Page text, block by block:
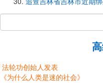
法轮功创始人发表
《为什么人类是迷的社会》